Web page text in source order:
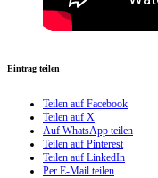
Eintrag teilen
Teilen auf Facebook
Teilen auf X
Auf WhatsApp teilen
Teilen auf Pinterest
Teilen auf LinkedIn
Per E-Mail teilen